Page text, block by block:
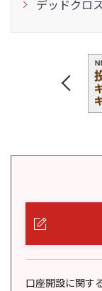
デッドクロス
口座開設に関す